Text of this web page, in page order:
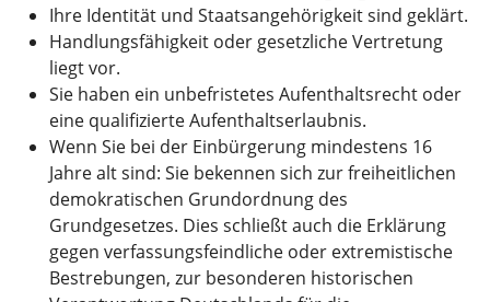
Ihre Identität und Staatsangehörigkeit sind geklärt.
Handlungsfähigkeit oder gesetzliche Vertretung
liegt vor.
Sie haben ein unbefristetes Aufenthaltsrecht oder
eine qualifizierte Aufenthaltserlaubnis.
Wenn Sie bei der Einbürgerung mindestens 16
Jahre alt sind: Sie bekennen sich zur freiheitlichen
demokratischen Grundordnung des
Grundgesetzes. Dies schließt auch die Erklärung
gegen verfassungsfeindliche oder extremistische
Bestrebungen, zur besonderen historischen